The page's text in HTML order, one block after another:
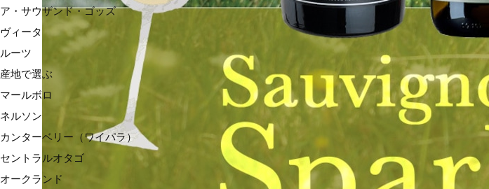
ア・サウザンド・ゴッズ
ヴィータ
ルーツ
産地で選ぶ
マールボロ
ネルソン
カンターベリー（ワイパラ）
セントラルオタゴ
オークランド